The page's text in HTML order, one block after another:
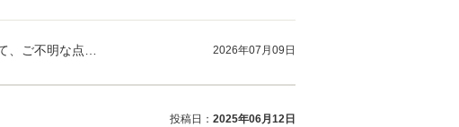
2026年07月09日
投稿日： 2025年06月12日